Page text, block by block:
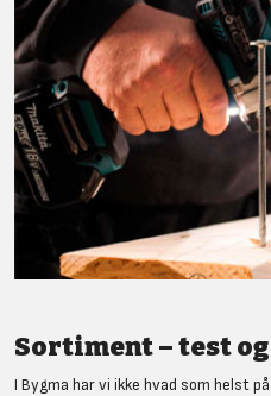
Sortiment – test
I Bygma har vi ikke hvad som helst